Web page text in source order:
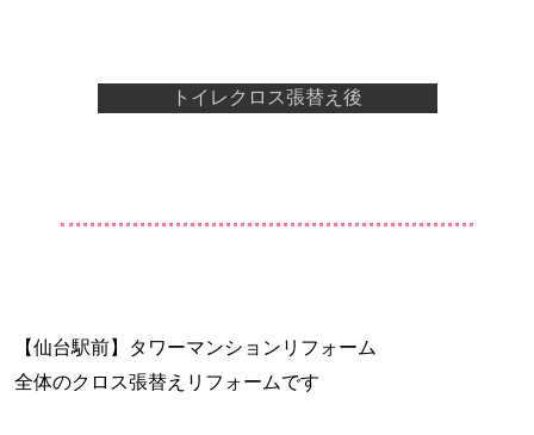
トイレクロス張替え後
【仙台駅前】タワーマンションリフォーム
全体のクロス張替えリフォームです